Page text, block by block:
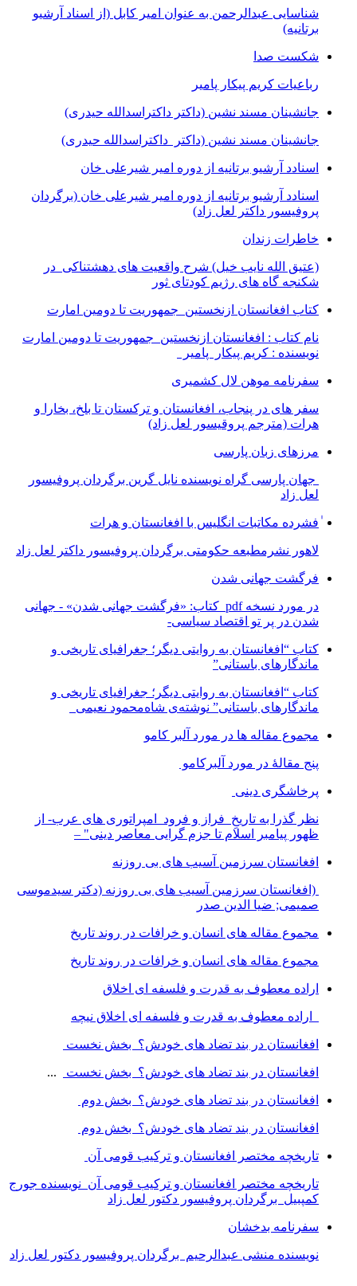
شناسایی عبدالرحمن به عنوان امیر کابل (از اسناد آرشیو
برتانیه)
شکست صدا
رباعیات کریم پیکار پامیر
جانشینان مسند نشین (داکتر داکتراسدالله حیدری)
جانشینان مسند نشین (داکتر داکتراسدالله حیدری)
اسنادد آرشیو برتانیه از دوره امیر شیرعلی خان
اسنادد آرشیو برتانیه از دوره امیر شیرعلی خان (برگردان
پروفیسور داکتر لعل زاد)
خاطرات زندان
(عتیق الله نایب خیل) شرح واقعیت های دهشتناکی در
شکنجه گاه های رژیم کودتای ثور
کتاب افغانستان ازنخستین جمهوریت تا دومین امارت
نام کتاب : افغانستان ازنخستین جمهوریت تا دومین امارت
نویسنده : کریم پیکار پامیر
سفرنامه موهن لال کشمیری
سفر های در پنجاب، افغانستان و ترکستان تا بلخ، بخارا و
هرات (مترجم پروقیسور لعل زاد)
مرزهای زبان پارسی
جهان پارسی گراه نویسنده نایل گرین برگردان پروفیسور
لعل زاد
ٰفشرده مکاتبات انگلیس با افغانستان و هرات
لاهور نشرمطبعه حکومتی برگردان پروفیسور داکتر لعل زاد
فرگشت جهانی شدن
در مورد نسخه pdf کتاب: «فرگشت جهانی شدن» - جهانی
شدن در پر تو اقتصاد سیاسی-
کتاب “افغانستان به روایتی دیگر؛ جغرافیای تاریخی و
ماندگارهای باستانی”
کتاب “افغانستان به روایتی دیگر؛ جغرافیای تاریخی و
ماندگارهای باستانی” نوشته‌ی شاه‌محمود نعیمی
مجموع مقاله ها در مورد آلبر کامو
پنج مقالهٔ در مورد آلبرکامو
پرخاشگری دینی
نظر گذرا به تاریخِ فراز و فرود امپراتوری های عرب- از
ظهور پیامبر اسلام تا جزم گرایی معاصر دینی" –
افغانستان سرزمین آسیب های بی روزنه
(افغانستان سرزمین آسیب های بی روزنه (دکتر سیدموسی
صمیمی; ضیا الدین صدر
مجموع مقاله های انسان و خرافات در روند تاریخ
مجموع مقاله های انسان و خرافات در روند تاریخ
اراده معطوف به قدرت و فلسفه ای اخلاق
اراده معطوف به قدرت و فلسفه ای اخلاق نیچه
افغانستان در بند تضاد های خودش؟ بخش نخست
افغانستان در بند تضاد های خودش؟ بخش نخست ...
افغانستان در بند تضاد های خودش؟ بخش دوم
افغانستان در بند تضاد های خودش؟ بخش دوم
تاریخچه مختصر افغانستان و ترکیب قومی آن
تاریخچه مختصر افغانستان و ترکیب قومی آن نویسنده جورج
کمپبیل برگردان پروفیسور دکتور لعل زاد
سفرنامه بدخشان
نویسنده منشی عبدالرحیم برگردان پروفیسور دکتور لعل زاد